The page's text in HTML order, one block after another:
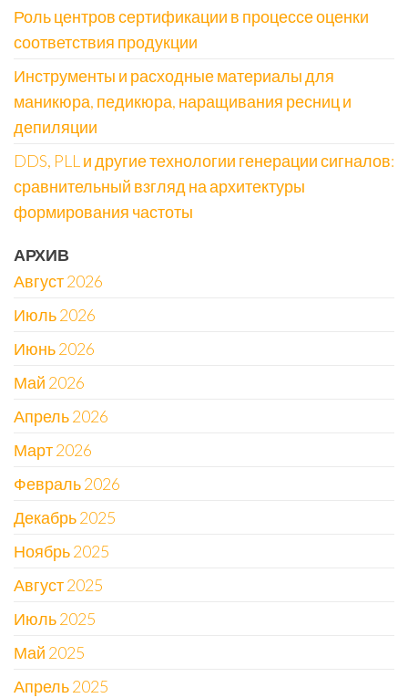
Роль центров сертификации в процессе оценки
соответствия продукции
Инструменты и расходные материалы для
маникюра, педикюра, наращивания ресниц и
депиляции
DDS, PLL и другие технологии генерации сигналов:
сравнительный взгляд на архитектуры
формирования частоты
АРХИВ
Август 2026
Июль 2026
Июнь 2026
Май 2026
Апрель 2026
Март 2026
Февраль 2026
Декабрь 2025
Ноябрь 2025
Август 2025
Июль 2025
Май 2025
Апрель 2025